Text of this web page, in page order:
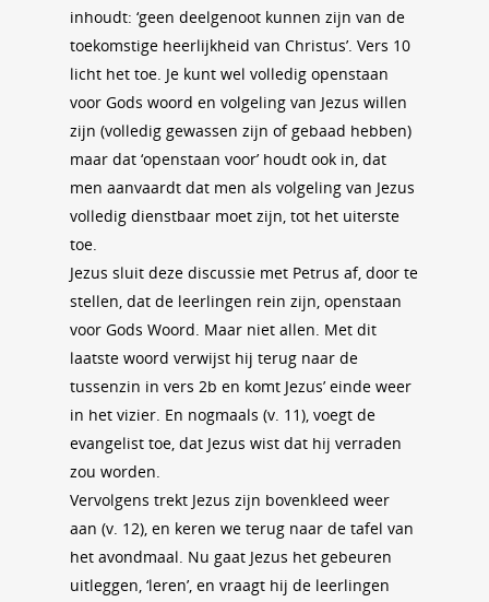
inhoudt: ‘geen deelgenoot kunnen zijn van de
toekomstige heerlijkheid van Christus’. Vers 10
licht het toe. Je kunt wel volledig openstaan
voor Gods woord en volgeling van Jezus willen
zijn (volledig gewassen zijn of gebaad hebben)
maar dat ‘openstaan voor’ houdt ook in, dat
men aanvaardt dat men als volgeling van Jezus
volledig dienstbaar moet zijn, tot het uiterste
toe.
Jezus sluit deze discussie met Petrus af, door te
stellen, dat de leerlingen rein zijn, openstaan
voor Gods Woord. Maar niet allen. Met dit
laatste woord verwijst hij terug naar de
tussenzin in vers 2b en komt Jezus’ einde weer
in het vizier. En nogmaals (v. 11), voegt de
evangelist toe, dat Jezus wist dat hij verraden
zou worden.
Vervolgens trekt Jezus zijn bovenkleed weer
aan (v. 12), en keren we terug naar de tafel van
het avondmaal. Nu gaat Jezus het gebeuren
uitleggen, ‘leren’, en vraagt hij de leerlingen